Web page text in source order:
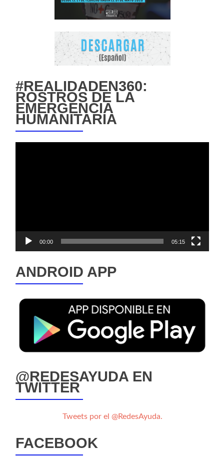
#REALIDADEN360:
ROSTROS DE LA
EMERGENCIA
HUMANITARIA
00:00 05:15
ANDROID APP
@REDESAYUDA EN
TWITTER
Tweets por el @RedesAyuda.
FACEBOOK